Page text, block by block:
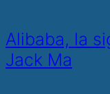
Alibaba, la
Jack Ma